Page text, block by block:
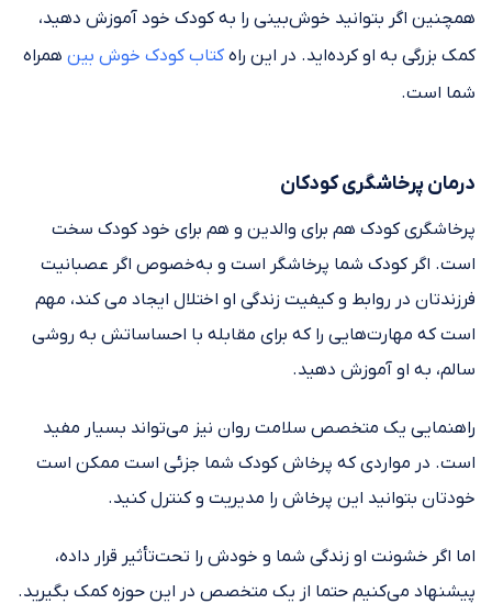
همچنین اگر بتوانید خوش‌بینی را به کودک خود آموزش دهید،
کمک بزرگی به او کرده‌اید. در این راهکتاب کودک خوش بین همراه
شما است.
درمان پرخاشگری کودکان
پرخاشگری کودک هم برای والدین و هم برای خود کودک سخت
است. اگر کودک شما پرخاشگر است و به‌خصوص اگر عصبانیت
فرزندتان در روابط و کیفیت زندگی او اختلال ایجاد می کند، مهم
است که مهارت‌هایی را که برای مقابله با احساساتش به روشی
سالم، به او آموزش دهید.
راهنمایی یک متخصص سلامت روان نیز می‌تواند بسیار مفید
است. در مواردی که پرخاش کودک شما جزئی است ممکن است
خودتان بتوانید این پرخاش را مدیریت و کنترل کنید.
اما اگر خشونت او زندگی شما و خودش را تحت‌تأثیر قرار داده،
پیشنهاد می‌کنیم حتما از یک متخصص در این حوزه کمک بگیرید.